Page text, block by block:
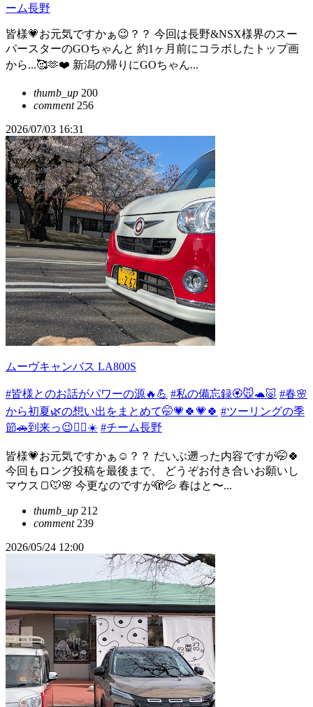
ーム長野
皆様💗お元気ですかぁ😉？？ 今回は長野&NSX様界のスー
パースターのGOちゃんと 約1ヶ月前にコラボしたトップ画
から...🥰🫶❤️ 新潟の帰りにGOちゃん...
thumb_up 200
comment256
2026/07/03 16:31
ムーヴキャンバス LA800S
#皆様とのお話がパワーの源🔥💪 #私の備忘録🏵️🐭🐢🐷 #春🌸
から初夏🌿の想い出をまとめて🤭💗🍀💗🍀 #ツーリングの季
節🚗到来っ😉👍🏻☀️ #チーム長野
皆様💗お元気ですかぁ☺️？？ だいぶ遡った内容ですが🤭🍀
今回もロング投稿を最後まで、 どうぞお付き合いお願いし
マウス🍞🐭🌸 今更なのですが🫣💦 春はと〜...
thumb_up 212
comment239
2026/05/24 12:00